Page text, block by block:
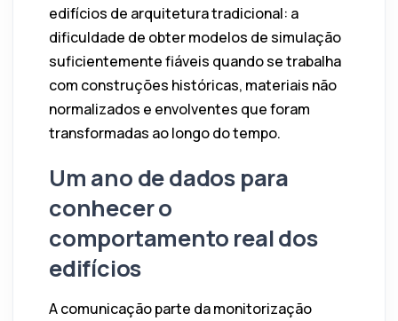
edifícios de arquitetura tradicional: a
dificuldade de obter modelos de simulação
suficientemente fiáveis quando se trabalha
com construções históricas, materiais não
normalizados e envolventes que foram
transformadas ao longo do tempo.
Um ano de dados para
conhecer o
comportamento real dos
edifícios
A comunicação parte da monitorização